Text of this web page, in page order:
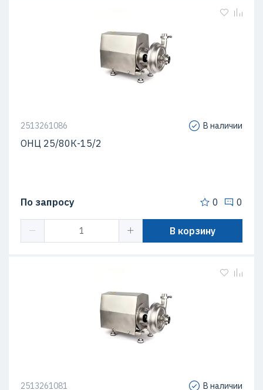
2513261086 В наличии
ОНЦ 25/80К-15/2
По запросу 0 0
В корзину
2513261081 В наличии